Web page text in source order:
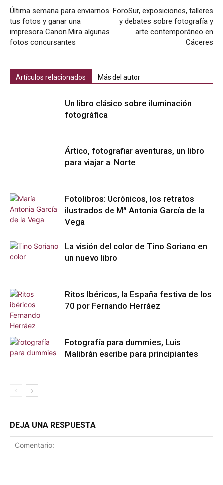
Última semana para enviarnos
tus fotos y ganar una
impresora Canon.Mira algunas
fotos concursantes
ForoSur, exposiciones, talleres
y debates sobre fotografía y
arte contemporáneo en
Cáceres
Artículos relacionados Más del autor
Un libro clásico sobre iluminación
fotográfica
Ártico, fotografiar aventuras, un libro
para viajar al Norte
Fotolibros: Ucrónicos, los retratos
ilustrados de Mª Antonia García de la
Vega
La visión del color de Tino Soriano en
un nuevo libro
Ritos Ibéricos, la España festiva de los
70 por Fernando Herráez
Fotografía para dummies, Luis
Malibrán escribe para principiantes
DEJA UNA RESPUESTA